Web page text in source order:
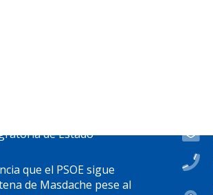
de Estado”
que el PSOE sigue
de Masdache pese al